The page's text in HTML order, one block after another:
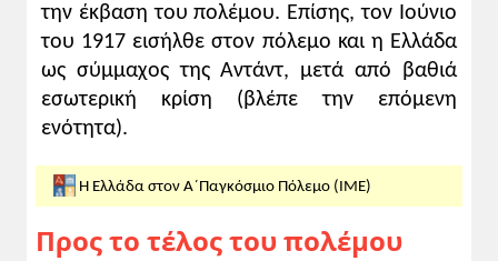
την έκβαση του πολέμου. Επίσης, τον Ιούνιο
του 1917 εισήλθε στον πόλεμο και η Ελλάδα
ως σύμμαχος της Αντάντ, μετά από βαθιά
εσωτερική κρίση (βλέπε την επόμενη
ενότητα).
Η Ελλάδα στον Α΄Παγκόσμιο Πόλεμο (ΙΜΕ)
Προς το τέλος του πολέμου